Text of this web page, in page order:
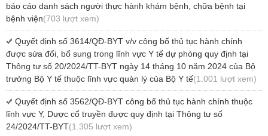
báo cáo danh sách người thực hành khám bệnh, chữa bệnh tại
bệnh viện(703 lượt xem)
Quyết định số 3614/QĐ-BYT v/v công bố thủ tục hành chính
được sửa đổi, bổ sung trong lĩnh vực Y tế dự phòng quy định tại
Thông tư số 20/2024/TT-BYT ngày 14 tháng 10 năm 2024 của Bộ
trưởng Bộ Y tế thuộc lĩnh vực quản lý của Bộ Y tế(1.001 lượt xem)
Quyết định số 3562/QĐ-BYT công bố thủ tục hành chính thuộc
lĩnh vực Y, Dược cổ truyền được quy định tại Thông tư số
24/2024/TT-BYT(1.305 lượt xem)